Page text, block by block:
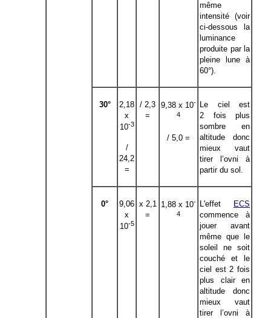
même
intensité (voir
ci-dessous la
luminance
produite par la
pleine lune à
60°).
30°
2,18
x
10-3
/
24,2
=
/ 2,3
=
9,38 x 10-
4
/ 5,0 =
Le ciel est
2 fois plus
sombre en
altitude donc
mieux vaut
tirer l’ovni à
partir du sol.
0°
9,06
x
10-5
x 2,1
=
1,88 x 10-
4
L'effet
ECS
commence à
jouer avant
même que le
soleil ne soit
couché et le
ciel est 2 fois
plus clair en
altitude donc
mieux vaut
tirer l’ovni à